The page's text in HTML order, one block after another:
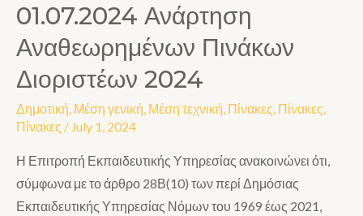
01.07.2024 Ανάρτηση
Αναθεωρημένων Πινάκων
Διοριστέων 2024
Δημοτική, Μέση γενική, Μέση τεχνική, Πίνακες, Πίνακες,
Πίνακες / July 1, 2024
Η Επιτροπή Εκπαιδευτικής Υπηρεσίας ανακοινώνει ότι,
σύμφωνα με το άρθρο 28Β(10) των περί Δημόσιας
Εκπαιδευτικής Υπηρεσίας Νόμων του 1969 έως 2021,